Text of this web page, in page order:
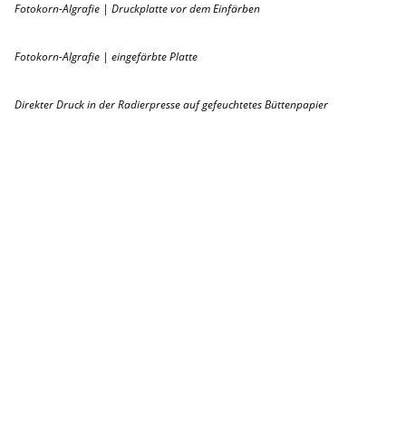
Fotokorn-Algrafie | Druckplatte vor dem Einfärben
Fotokorn-Algrafie | eingefärbte Platte
Direkter Druck in der Radierpresse auf gefeuchtetes Büttenpapier